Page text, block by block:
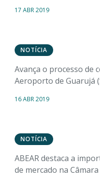
17 ABR 2019
NOTÍCIA
Avança o processo de
Aeroporto de Guarujá
16 ABR 2019
NOTÍCIA
ABEAR destaca a
de mercado na